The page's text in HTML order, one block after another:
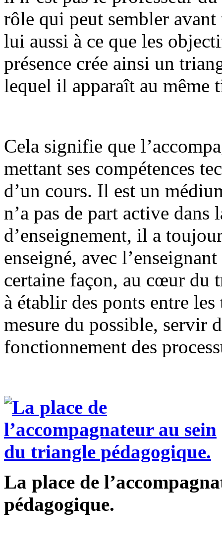
rôle qui peut sembler
lui aussi à ce que les
présence crée ainsi un
lequel il apparaît au même
Cela signifie que
mettant ses compétences
d’un cours. Il est un
n’a pas de part active
d’enseignement, il a
enseigné, avec
certaine façon, au cœur du
à établir des ponts entre
mesure du possible, servir
fonctionnement des
La place de
pédagogique.